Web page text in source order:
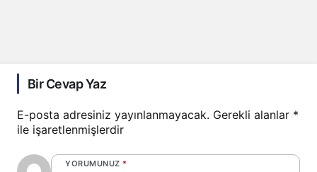
Bir Cevap Yaz
E-posta adresiniz yayınlanmayacak. Gerekli alanlar *
ile işaretlenmişlerdir
YORUMUNUZ *